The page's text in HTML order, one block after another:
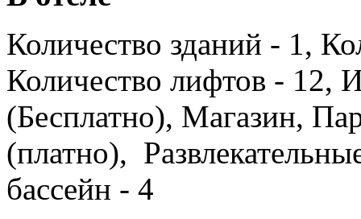
Количество зданий - 1,
Количество лифтов - 12,
(Бесплатно), Магазин,
(платно),
бассейн - 4